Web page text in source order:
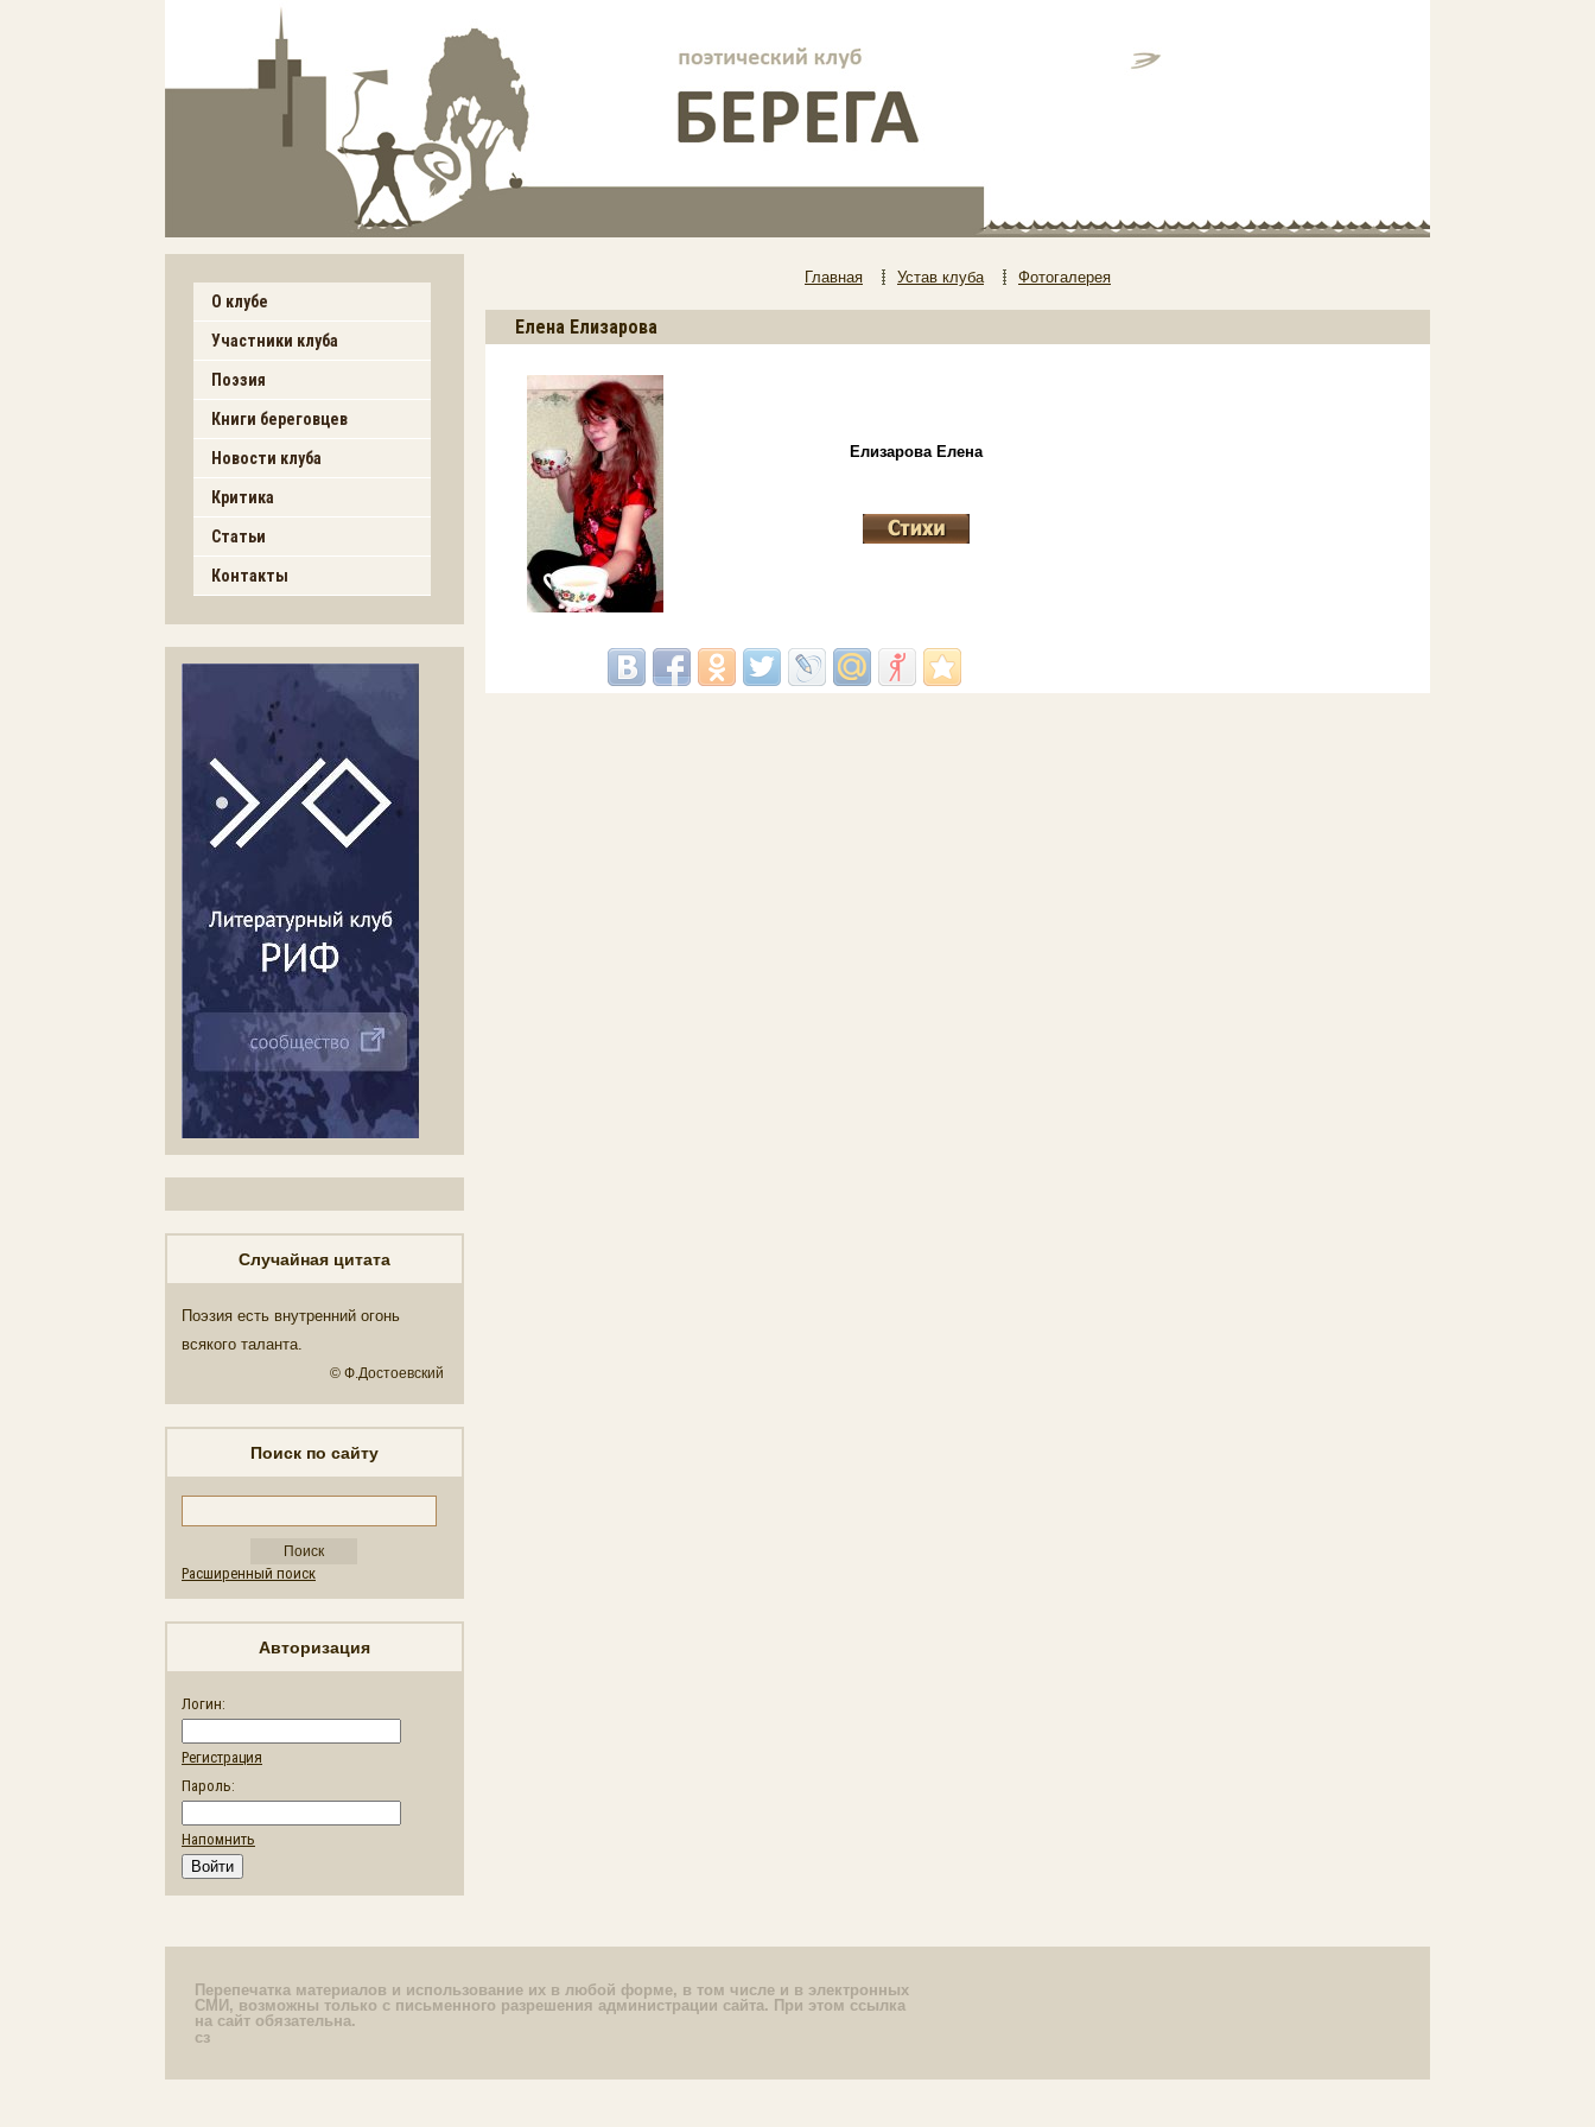
О клубе
Участники клуба
Поэзия
Книги береговцев
Новости клуба
Критика
Статьи
Контакты
Случайная цитата
Поэзия есть внутренний огонь
всякого таланта.
© Ф.Достоевский
Поиск по сайту
Расширенный поиск
Авторизация
Логин:
Регистрация
Пароль:
Напомнить
Главная Устав клуба Фотогалерея
Елена Елизарова
Елизарова Елена
Перепечатка материалов и использование их в любой форме, в том числе и в электронных
СМИ, возможны только с письменного разрешения администрации сайта. При этом ссылка
на сайт обязательна.
сз